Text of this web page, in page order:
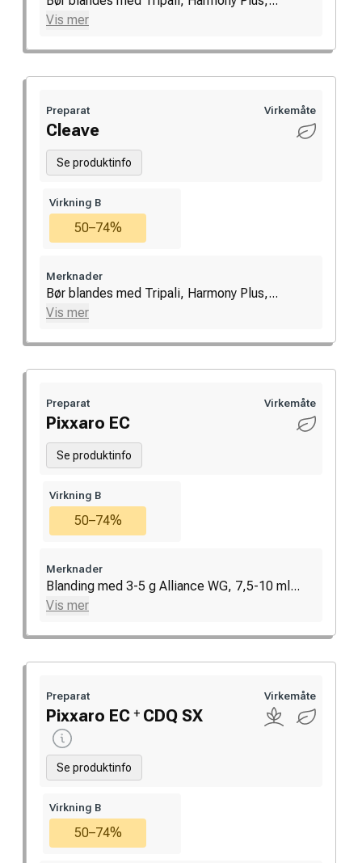
Vis mer
Preparat
Cleave
Se produktinfo
Virkemåte
Virkning B
50–74%
Merknader
Bør blandes med Tripali, Harmony Plus,...
Vis mer
Preparat
Pixxaro EC
Se produktinfo
Virkemåte
Virkning B
50–74%
Merknader
Blanding med 3-5 g Alliance WG, 7,5-10 ml...
Vis mer
Preparat
Pixxaro EC + CDQ SX
Se produktinfo
Virkemåte
Virkning B
50–74%